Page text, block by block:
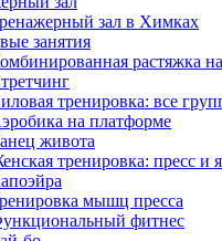
зал в Химках
занятия
растяжка
тренировка: все
на платформе
живота
тренировка: пресс и
мышц пресса
фитнес